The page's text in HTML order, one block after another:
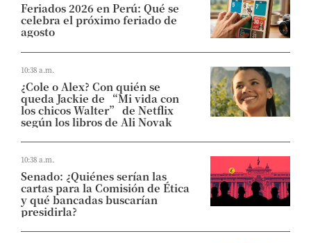
Feriados 2026 en Perú: Qué se
celebra el próximo feriado de
agosto
10:38 a.m.
¿Cole o Alex? Con quién se
queda Jackie de “Mi vida con
los chicos Walter” de Netflix
según los libros de Ali Novak
10:38 a.m.
Senado: ¿Quiénes serían las
cartas para la Comisión de Ética
y qué bancadas buscarían
presidirla?